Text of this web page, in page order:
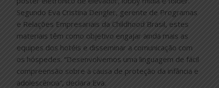
Segundo Eva Cristina Dengler, gerente de Programas
e Relações Empresariais da Childhood Brasil, estes
materiais têm como objetivo engajar ainda mais as
equipes dos hotéis e disseminar a comunicação com
os hóspedes. “Desenvolvemos uma linguagem de fácil
compreensão sobre a causa de proteção da infância e
adolescência”, declara Eva.